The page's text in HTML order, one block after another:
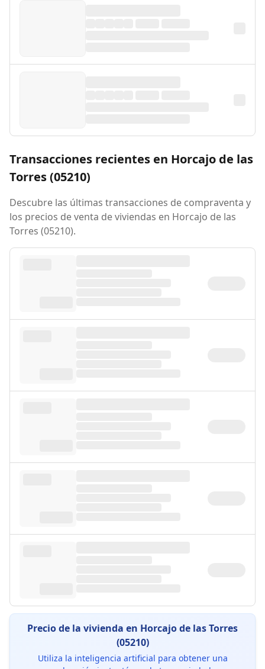
Transacciones recientes en Horcajo de las
Torres (05210)
Descubre las últimas transacciones de compraventa y
los precios de venta de viviendas en Horcajo de las
Torres (05210).
Precio de la vivienda en Horcajo de las Torres
(05210)
Utiliza la inteligencia artificial para obtener una